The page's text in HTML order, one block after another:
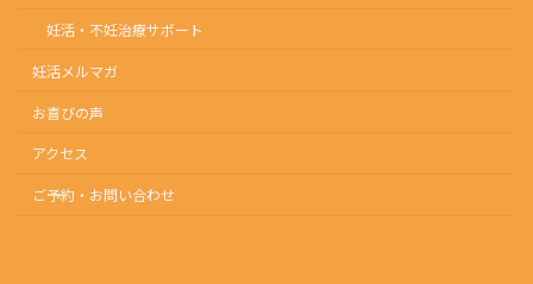
妊活・不妊治療サポート
妊活メルマガ
お喜びの声
アクセス
ご予約・お問い合わせ